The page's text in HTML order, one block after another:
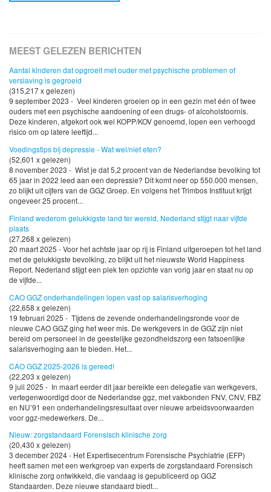
Berichten
MEEST GELEZEN BERICHTEN
Aantal kinderen dat opgroeit met ouder met psychische problemen of
verslaving is gegroeid
(315,217 x gelezen)
9 september 2023 - Veel kinderen groeien op in een gezin met één of twee
ouders met een psychische aandoening of een drugs- of alcoholstoornis.
Deze kinderen, afgekort ook wel KOPP/KOV genoemd, lopen een verhoogd
risico om op latere leeftijd...
Voedingstips bij depressie - Wat wel/niet eten?
(52,601 x gelezen)
8 november 2023 - Wist je dat 5,2 procent van de Nederlandse bevolking tot
65 jaar in 2022 leed aan een depressie? Dit komt neer op 550.000 mensen,
zo blijkt uit cijfers van de GGZ Groep. En volgens het Trimbos Instituut krijgt
ongeveer 25 procent...
Finland wederom gelukkigste land ter wereld, Nederland stijgt naar vijfde
plaats
(27,268 x gelezen)
20 maart 2025 - Voor het achtste jaar op rij is Finland uitgeroepen tot het land
met de gelukkigste bevolking, zo blijkt uit het nieuwste World Happiness
Report. Nederland stijgt een plek ten opzichte van vorig jaar en staat nu op
de vijfde...
CAO GGZ onderhandelingen lopen vast op salarisverhoging
(22,658 x gelezen)
19 februari 2025 - Tijdens de zevende onderhandelingsronde voor de
nieuwe CAO GGZ ging het weer mis. De werkgevers in de GGZ zijn niet
bereid om personeel in de geestelijke gezondheidszorg een fatsoenlijke
salarisverhoging aan te bieden. Het...
CAO GGZ 2025-2026 is gereed!
(22,203 x gelezen)
9 juli 2025 - In maart eerder dit jaar bereikte een delegatie van werkgevers,
vertegenwoordigd door de Nederlandse ggz, met vakbonden FNV, CNV, FBZ
en NU’91 een onderhandelingsresultaat over nieuwe arbeidsvoorwaarden
voor ggz-medewerkers. De...
Nieuw: zorgstandaard Forensisch klinische zorg
(20,430 x gelezen)
3 december 2024 - Het Expertisecentrum Forensische Psychiatrie (EFP)
heeft samen met een werkgroep van experts de zorgstandaard Forensisch
klinische zorg ontwikkeld, die vandaag is gepubliceerd op GGZ
Standaarden. Deze nieuwe standaard biedt...